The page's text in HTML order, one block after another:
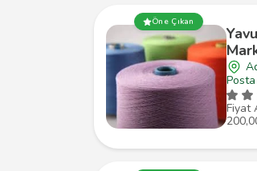
Öne Çıkan
Fiyat